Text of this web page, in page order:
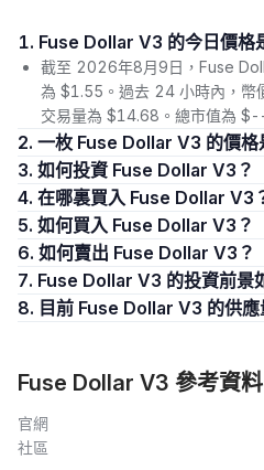
1. Fuse Dollar V3 的今日價格
截至 2026年8月9日，Fuse
為 $1.55。過去 24 小時內，幣
交易量為 $14.68。總市值為
2. 一枚 Fuse Dollar V3 的價格
3. 如何投資 Fuse Dollar V3？
4. 在哪裏買入 Fuse Dollar V3
5. 如何買入 Fuse Dollar V3？
6. 如何賣出 Fuse Dollar V3？
7. Fuse Dollar V3 的投資前景
8. 目前 Fuse Dollar V3 的供
Fuse Dollar V3 參考資料
官網
社區